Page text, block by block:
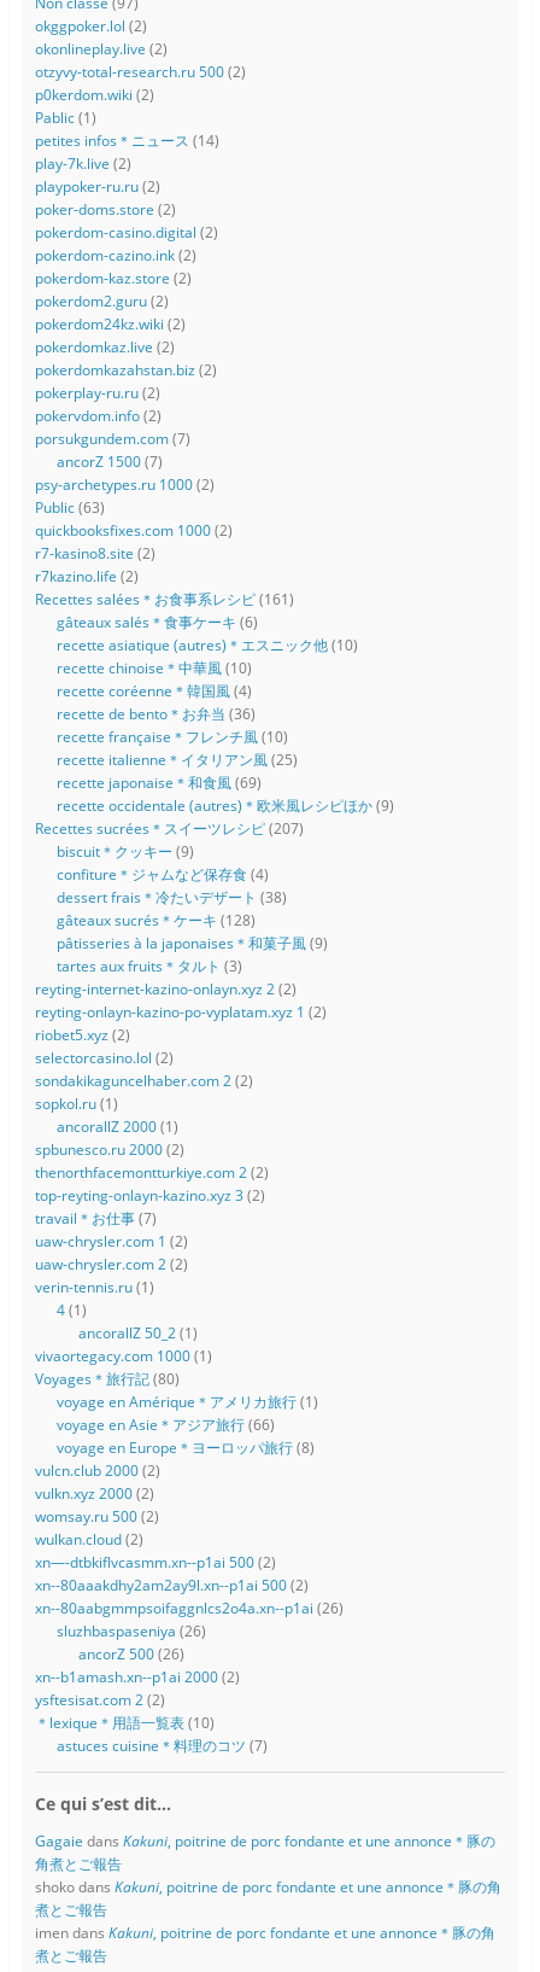
okggpoker.lol (2)
okonlineplay.live (2)
otzyvy-total-research.ru 500(2)
p0kerdom.wiki (2)
Pablic(1)
petites infos＊ニュース (14)
play-7k.live (2)
playpoker-ru.ru(2)
poker-doms.store (2)
pokerdom-casino.digital (2)
pokerdom-cazino.ink(2)
pokerdom-kaz.store (2)
pokerdom2.guru(2)
pokerdom24kz.wiki (2)
pokerdomkaz.live (2)
pokerdomkazahstan.biz (2)
pokerplay-ru.ru(2)
pokervdom.info(2)
porsukgundem.com(7)
ancorZ 1500(7)
psy-archetypes.ru 1000(2)
Public(63)
quickbooksfixes.com 1000(2)
r7-kasino8.site (2)
r7kazino.life (2)
Recettes salées＊お食事系レシピ(161)
gâteaux salés＊食事ケーキ (6)
recette asiatique (autres)＊エスニック他(10)
recette chinoise＊中華風(10)
recette coréenne＊韓国風(4)
recette de bento＊お弁当 (36)
recette française＊フレンチ風(10)
recette italienne＊イタリアン風(25)
recette japonaise＊和食風(69)
recette occidentale (autres)＊欧米風レシピほか(9)
Recettes sucrées＊スイーツレシピ(207)
biscuit＊クッキー (9)
confiture＊ジャムなど保存食(4)
dessert frais＊冷たいデザート (38)
gâteaux sucrés＊ケーキ (128)
pâtisseries à la japonaises＊和菓子風(9)
tartes aux fruits＊タルト (3)
reyting-internet-kazino-onlayn.xyz 2(2)
reyting-onlayn-kazino-po-vyplatam.xyz 1 (2)
riobet5.xyz (2)
selectorcasino.lol (2)
sondakikaguncelhaber.com 2(2)
sopkol.ru(1)
ancorallZ 2000(1)
spbunesco.ru 2000(2)
thenorthfacemontturkiye.com 2(2)
top-reyting-onlayn-kazino.xyz 3 (2)
travail＊お仕事(7)
uaw-chrysler.com 1 (2)
uaw-chrysler.com 2(2)
verin-tennis.ru(1)
4(1)
ancorallZ 50_2(1)
vivaortegacy.com 1000(1)
Voyages＊旅行記(80)
voyage en Amérique＊アメリカ旅行(1)
voyage en Asie＊アジア旅行(66)
voyage en Europe＊ヨーロッパ旅行(8)
vulcn.club 2000(2)
vulkn.xyz 2000(2)
womsay.ru 500(2)
wulkan.cloud(2)
xn—-dtbkiflvcasmm.xn--p1ai 500(2)
xn--80aaakdhy2am2ay9l.xn--p1ai 500(2)
xn--80aabgmmpsoifaggnlcs2o4a.xn--p1ai (26)
sluzhbaspaseniya (26)
ancorZ 500(26)
xn--b1amash.xn--p1ai 2000(2)
ysftesisat.com 2(2)
＊lexique＊用語一覧表(10)
astuces cuisine＊料理のコツ (7)
Ce qui s’est dit…
Gagaie dans Kakuni, poitrine de porc fondante et une annonce＊豚の
角煮とご報告
shokodans Kakuni, poitrine de porc fondante et une annonce＊豚の角
煮とご報告
imendans Kakuni, poitrine de porc fondante et une annonce＊豚の角
煮とご報告